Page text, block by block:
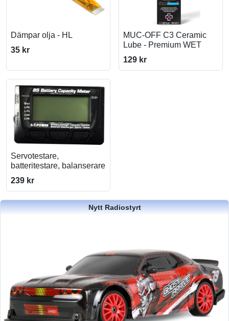
Dämpar olja - HL
35 kr
MUC-OFF C3 Ceramic
Lube - Premium WET
129 kr
Servotestare,
batteritestare, balanserare
239 kr
Nytt Radiostyrt